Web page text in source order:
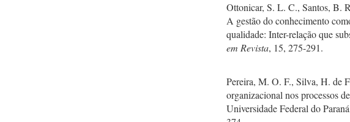
Ottonicar, S. L. C., Santos, B.
A gestão do conhecimento
qualidade: Inter-relação que
em Revista, 15, 275-291.
Pereira, M. O. F., Silva, H. de
organizacional nos processos
Universidade Federal do